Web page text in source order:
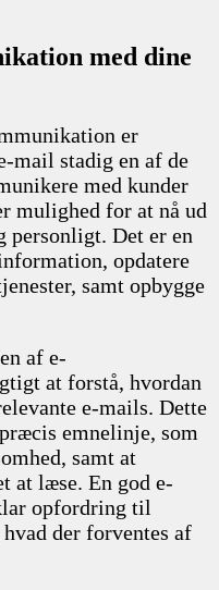
med dine
er
mail stadig en af de
med kunder
mulighed for at nå ud
personligt. Det er en
opdatere
samt opbygge
af e-
at forstå, hvordan
e-mails. Dette
emnelinje, som
samt at
at læse. En god e-
opfordring til
der forventes af